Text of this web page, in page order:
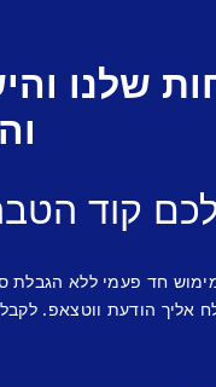
שלנו
קוד
חד פעמי ללא
הודעת ווטצאפ.